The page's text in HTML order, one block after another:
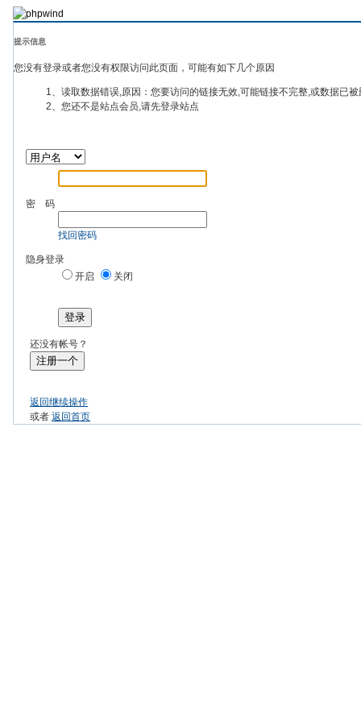
提示信息
您没有登录或者您没有权限访问此页面，可能有如下几个原因
1、读取数据错误,原因：您要访问的链接无效,可能链接不完整,或数据已
2、您还不是站点会员,请先登录站点
密 码
找回密码
隐身登录
开启
关闭
登录
还没有帐号？
注册一个
返回继续操作
或者返回首页